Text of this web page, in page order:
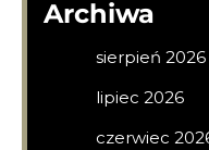
Archiwa
sierpień 2026
lipiec 2026
czerwiec